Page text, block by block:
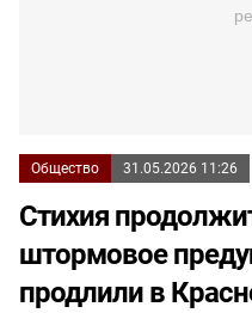
Общество 31.05.2026 11:26
Стихия
штормовое
продлили в